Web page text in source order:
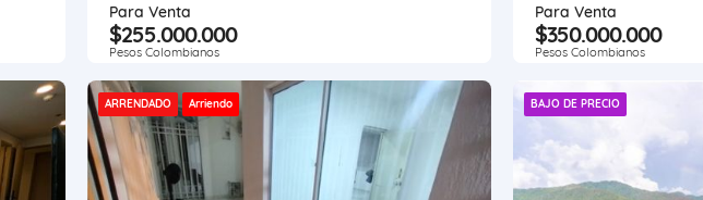
Para Venta
$255.000.000
Pesos Colombianos
Para Venta
$350.000.000
Pesos Colombianos
ARRENDADO Arriendo BAJO DE PRECIO